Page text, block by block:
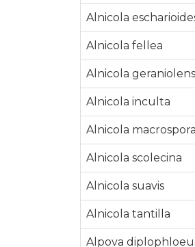
Alnicola
Alnicola fellea
Alnicola geraniolens
Alnicola inculta
Alnicola macrospora
Alnicola scolecina
Alnicola suavis
Alnicola tantilla
Alpova